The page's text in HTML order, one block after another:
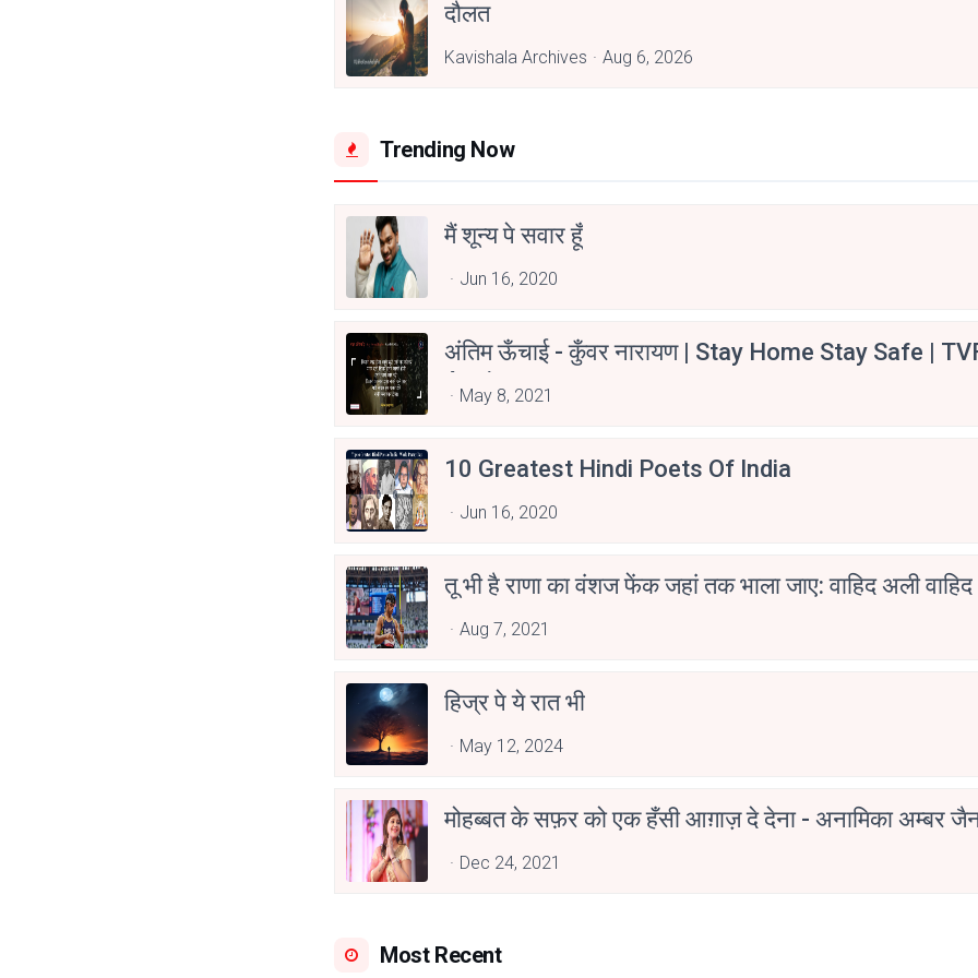
दौलत
Kavishala Archives Aug 6, 2026
Trending Now
मैं शून्य पे सवार हूँ
Jun 16, 2020
अंतिम ऊँचाई - कुँवर नारायण | Stay Home Stay Safe |
Aspirants
May 8, 2021
10 Greatest Hindi Poets Of India
Jun 16, 2020
तू भी है राणा का वंशज फेंक जहां तक भाला जाए: वाहिद अली वाहिद
Aug 7, 2021
हिज्र पे ये रात भी
May 12, 2024
मोहब्बत के सफ़र को एक हँसी आग़ाज़ दे देना - अनामिका अम्बर
Dec 24, 2021
Most Recent